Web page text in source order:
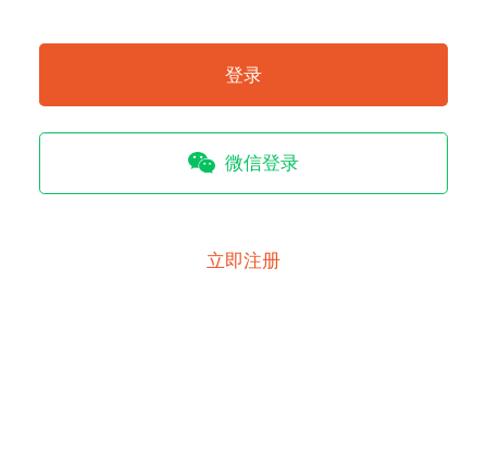
登录
微信登录
立即注册